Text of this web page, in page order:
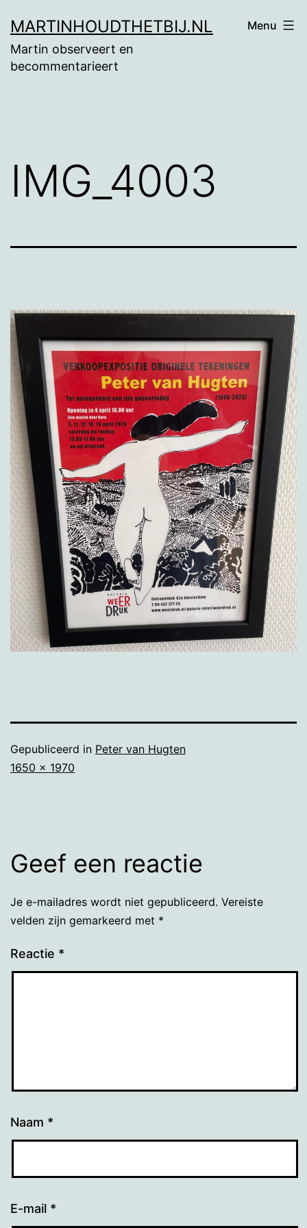
naar
de
MARTINHOUDTHETBIJ.NL
Martin observeert en
becommentarieert
Menu
IMG_4003
Gepubliceerd in Peter van Hugten
Volledige
1650 × 1970
Geef een reactie
Je e-mailadres wordt niet gepubliceerd. Vereiste
velden zijn gemarkeerd met *
Reactie *
Naam *
E-mail *